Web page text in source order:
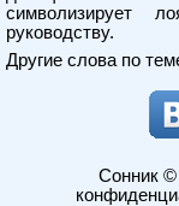
символизирует
руководству.
Другие слова по
Сонник©